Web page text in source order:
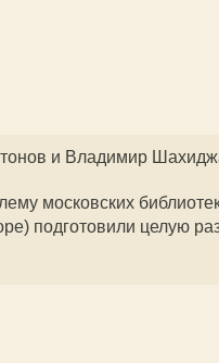
и Владимир
московских
подготовили целую